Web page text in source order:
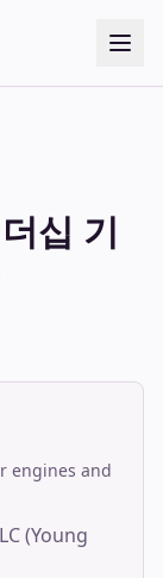
십 기
engines and
(Young